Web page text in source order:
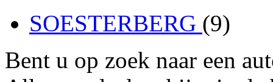
SOESTERBERG (9)
Bent u op zoek naar een